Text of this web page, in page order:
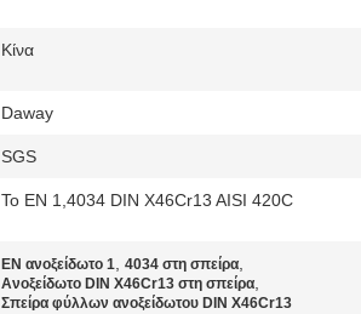
Κίνα
Daway
SGS
Το EN 1,4034 DIN X46Cr13 AISI 420C
EN ανοξείδωτο 1,4034 στη σπείρα,
Ανοξείδωτο DIN X46Cr13 στη σπείρα,
Σπείρα φύλλων ανοξείδωτου DIN X46Cr13